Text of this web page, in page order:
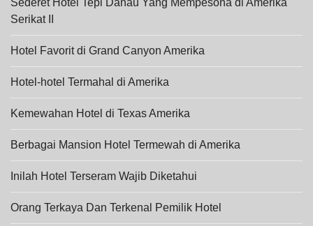
Sederet Hotel Tepi Danau Yang Mempesona di Amerika
Serikat II
Hotel Favorit di Grand Canyon Amerika
Hotel-hotel Termahal di Amerika
Kemewahan Hotel di Texas Amerika
Berbagai Mansion Hotel Termewah di Amerika
Inilah Hotel Terseram Wajib Diketahui
Orang Terkaya Dan Terkenal Pemilik Hotel